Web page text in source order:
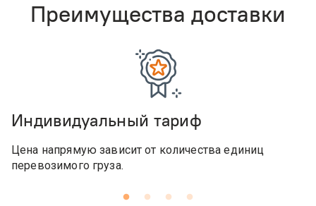
Преимущества доставки
Индивидуальный тариф
Цена напрямую зависит от количества единиц
перевозимого груза.